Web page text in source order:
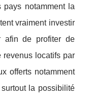
pays notamment la
vraiment investir
afin de profiter de
revenus locatifs par
offerts notamment
la possibilité